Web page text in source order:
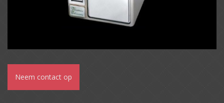
Neem contact op